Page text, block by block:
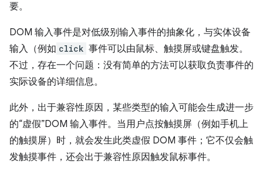
要。
DOM 输入事件是对低级别输入事件的抽象化，与实体设备
输入（例如 click 事件可以由鼠标、触摸屏或键盘触发。
不过，存在一个问题：没有简单的方法可以获取负责事件的
实际设备的详细信息。
此外，出于兼容性原因，某些类型的输入可能会生成进一步
的“虚假”DOM 输入事件。当用户点按触摸屏（例如手机上
的触摸屏）时，就会发生此类虚假 DOM 事件；它不仅会触
发触摸事件，还会出于兼容性原因触发鼠标事件。